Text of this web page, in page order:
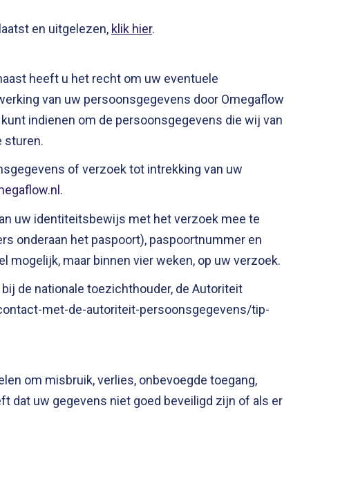
en uitgelezen, klik hier.
heeft u het recht om uw eventuele
van uw persoonsgegevens door Omegaflow
indienen om de persoonsgegevens die wij van
sturen.
of verzoek tot intrekking van uw
.
uw identiteitsbewijs met het verzoek mee te
onderaan het paspoort), paspoortnummer en
mogelijk, maar binnen vier weken, op uw verzoek.
de nationale toezichthouder, de Autoriteit
met-de-autoriteit-persoonsgegevens/tip-
om misbruik, verlies, onbevoegde toegang,
dat uw gegevens niet goed beveiligd zijn of als er